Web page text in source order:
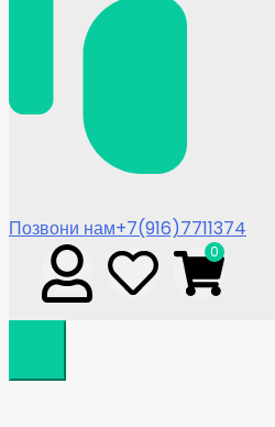
Позвони нам+7(916)7711374
0